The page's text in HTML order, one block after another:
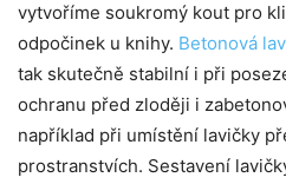
vytvoříme soukromý kout pro
odpočinek u knihy. Betonová
tak skutečně stabilní i při
ochranu před zloději i
například při umístění lavičky
prostranstvích. Sestavení